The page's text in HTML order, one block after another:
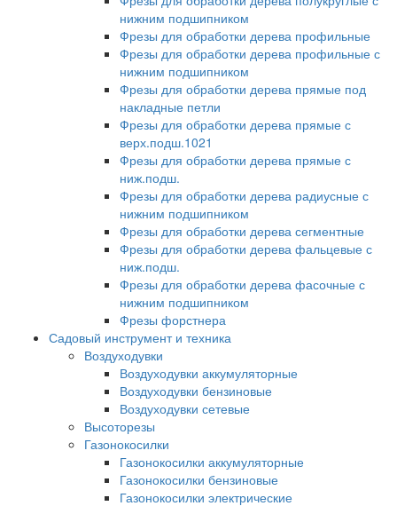
нижним подшипником
Фрезы для обработки дерева профильные
Фрезы для обработки дерева профильные с
нижним подшипником
Фрезы для обработки дерева прямые под
накладные петли
Фрезы для обработки дерева прямые с
верх.подш.1021
Фрезы для обработки дерева прямые с
ниж.подш.
Фрезы для обработки дерева радиусные с
нижним подшипником
Фрезы для обработки дерева сегментные
Фрезы для обработки дерева фальцевые с
ниж.подш.
Фрезы для обработки дерева фасочные с
нижним подшипником
Фрезы форстнера
Садовый инструмент и техника
Воздуходувки
Воздуходувки аккумуляторные
Воздуходувки бензиновые
Воздуходувки сетевые
Высоторезы
Газонокосилки
Газонокосилки аккумуляторные
Газонокосилки бензиновые
Газонокосилки электрические